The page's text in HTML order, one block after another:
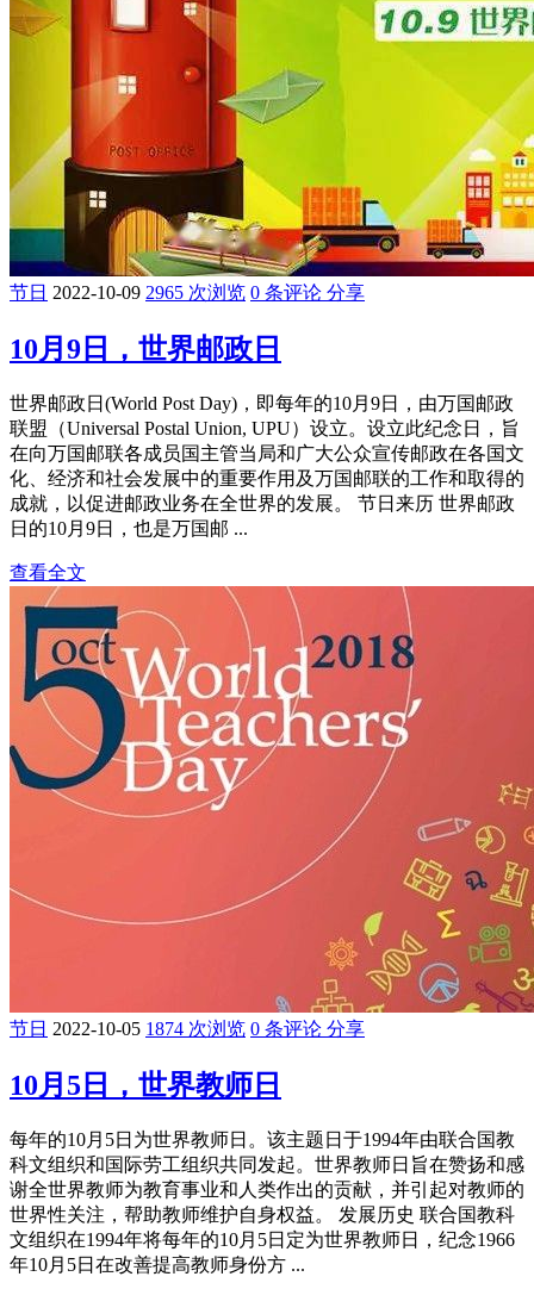
节日 2022-10-09 2965 次浏览 0 条评论 分享
10月9日，世界邮政日
世界邮政日(World Post Day)，即每年的10月9日，由万国邮政
联盟（Universal Postal Union, UPU）设立。设立此纪念日，旨
在向万国邮联各成员国主管当局和广大公众宣传邮政在各国文
化、经济和社会发展中的重要作用及万国邮联的工作和取得的
成就，以促进邮政业务在全世界的发展。 节日来历 世界邮政
日的10月9日，也是万国邮 ...
查看全文
节日 2022-10-05 1874 次浏览 0 条评论 分享
10月5日，世界教师日
每年的10月5日为世界教师日。该主题日于1994年由联合国教
科文组织和国际劳工组织共同发起。世界教师日旨在赞扬和感
谢全世界教师为教育事业和人类作出的贡献，并引起对教师的
世界性关注，帮助教师维护自身权益。 发展历史 联合国教科
文组织在1994年将每年的10月5日定为世界教师日，纪念1966
年10月5日在改善提高教师身份方 ...